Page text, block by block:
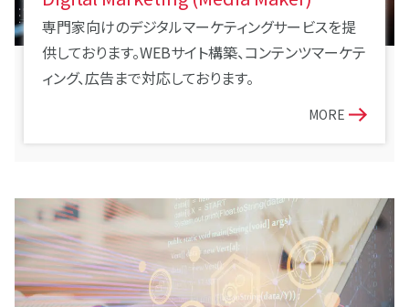
専門家向けのデジタルマーケティングサービスを提
供しております。WEBサイト構築、コンテンツマーケテ
ィング、広告まで対応しております。
MORE